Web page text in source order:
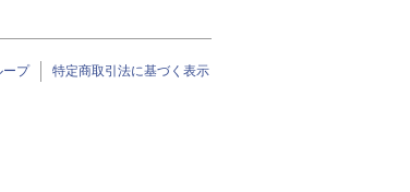
ープ 特定商取引法に基づく表示